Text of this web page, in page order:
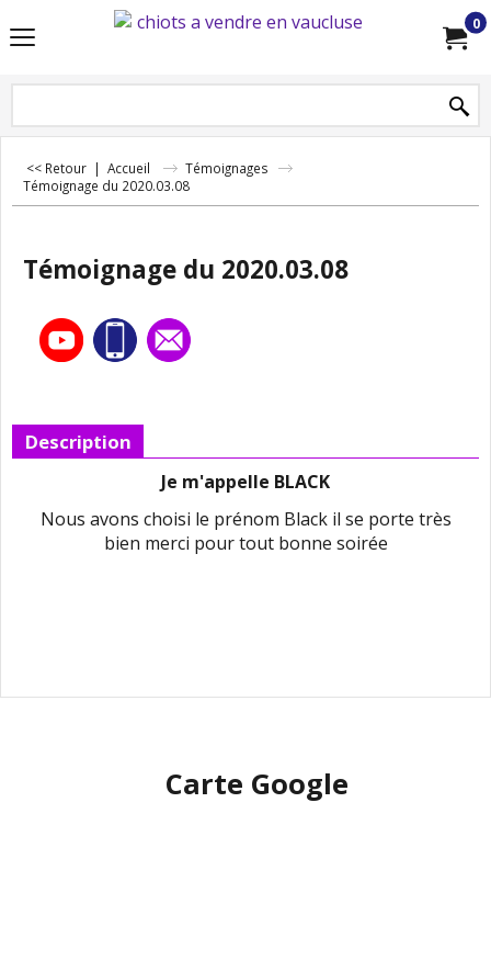
0
<< Retour | Accueil
Témoignages
Témoignage du 2020.03.08
Témoignage du 2020.03.08
Description
Je m'appelle BLACK
Nous avons choisi le prénom Black il se porte très
bien merci pour tout bonne soirée
Carte Google